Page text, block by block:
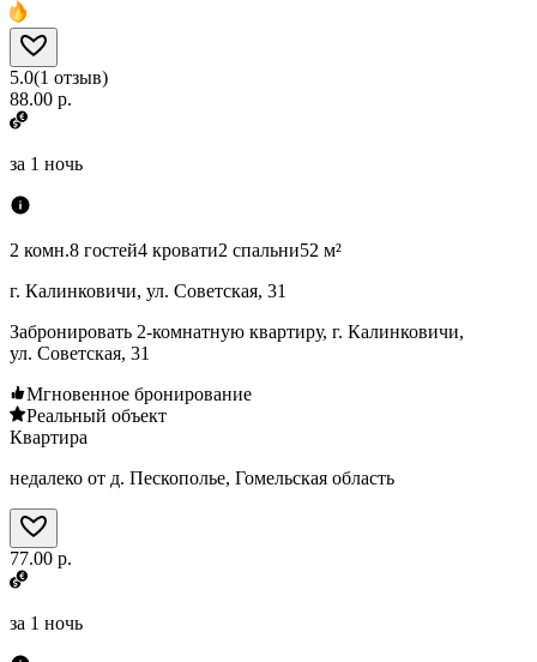
5.0(1 отзыв)
88.00 р.
за 1 ночь
2 комн.8 гостей4 кровати2 спальни52 м²
г. Калинковичи, ул. Советская, 31
Забронировать 2-комнатную квартиру, г. Калинковичи,
ул. Советская, 31
Мгновенное бронирование
Реальный объект
Квартира
недалеко от д. Пескополье, Гомельская область
77.00 р.
за 1 ночь